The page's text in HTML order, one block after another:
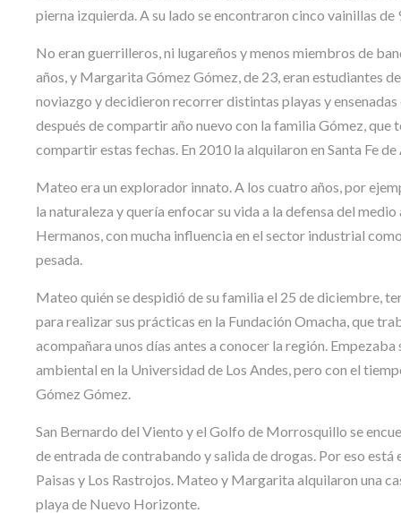
pierna izquierda. A su lado se encontraron cinco vainillas
No eran guerrilleros, ni lugareños y menos miembros de
años, y Margarita Gómez Gómez, de 23, eran estudiantes
noviazgo y decidieron recorrer distintas playas y
después de compartir año nuevo con la familia Gómez,
compartir estas fechas. En 2010 la alquilaron en Santa Fe
Mateo era un explorador innato. A los cuatro años, por
la naturaleza y quería enfocar su vida a la defensa del
Hermanos, con mucha influencia en el sector industrial
pesada.
Mateo quién se despidió de su familia el 25 de diciembre,
para realizar sus prácticas en la Fundación Omacha, que
acompañara unos días antes a conocer la región.
ambiental en la Universidad de Los Andes, pero con el
Gómez Gómez.
San Bernardo del Viento y el Golfo de Morrosquillo se
de entrada de contrabando y salida de drogas. Por eso
Paisas y Los Rastrojos. Mateo y Margarita alquilaron una
playa de Nuevo Horizonte.